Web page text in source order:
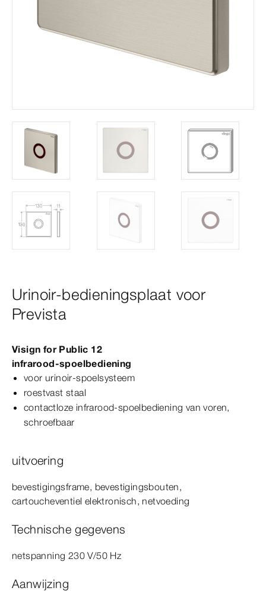
Urinoir-bedieningsplaat voor
Prevista
Visign for Public 12
infrarood-​spoelbediening
voor urinoir-​spoelsysteem
roestvast staal
contactloze infrarood-​spoelbediening van voren,
schroefbaar
uitvoering
bevestigingsframe, bevestigingsbouten,
cartoucheventiel elektronisch, netvoeding
Technische gegevens
netspanning 230 V/50 Hz
Aanwijzing